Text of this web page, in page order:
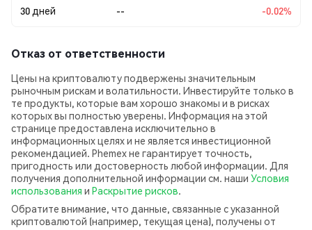
30 дней -- -0.02%
Отказ от ответственности
Цены на криптовалюту подвержены значительным
рыночным рискам и волатильности. Инвестируйте только в
те продукты, которые вам хорошо знакомы и в рисках
которых вы полностью уверены. Информация на этой
странице предоставлена исключительно в
информационных целях и не является инвестиционной
рекомендацией. Phemex не гарантирует точность,
пригодность или достоверность любой информации. Для
получения дополнительной информации см. наши Условия
использования и Раскрытие рисков.
Обратите внимание, что данные, связанные с указанной
криптовалютой (например, текущая цена), получены от